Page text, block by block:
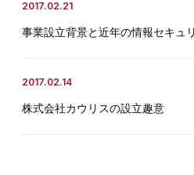
2017.02.21
事業設立背景と近年の情報セキュ
2017.02.14
株式会社カウリスの設立趣意